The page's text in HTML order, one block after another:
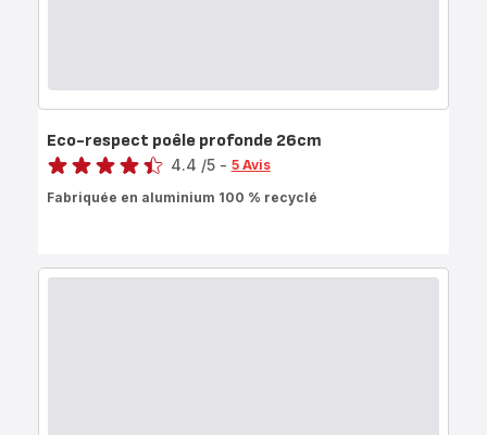
Eco-respect poêle profonde 26cm
Note
4.4 /5 - 5 Avis
Fabriquée en aluminium 100 % recyclé